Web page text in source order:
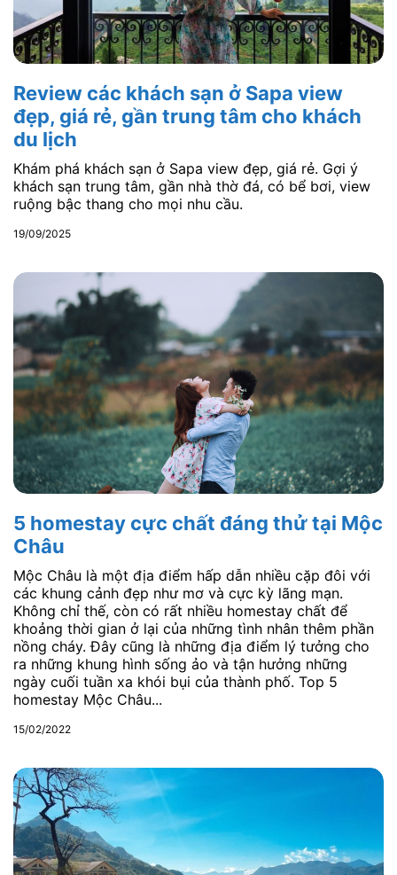
Review các khách sạn ở Sapa view
đẹp, giá rẻ, gần trung tâm cho khách
du lịch
Khám phá khách sạn ở Sapa view đẹp, giá rẻ. Gợi ý
khách sạn trung tâm, gần nhà thờ đá, có bể bơi, view
ruộng bậc thang cho mọi nhu cầu.
19/09/2025
5 homestay cực chất đáng thử tại Mộc
Châu
Mộc Châu là một địa điểm hấp dẫn nhiều cặp đôi với
các khung cảnh đẹp như mơ và cực kỳ lãng mạn.
Không chỉ thế, còn có rất nhiều homestay chất để
khoảng thời gian ở lại của những tình nhân thêm phần
nồng cháy. Đây cũng là những địa điểm lý tưởng cho
ra những khung hình sống ảo và tận hưởng những
ngày cuối tuần xa khói bụi của thành phố. Top 5
homestay Mộc Châu...
15/02/2022